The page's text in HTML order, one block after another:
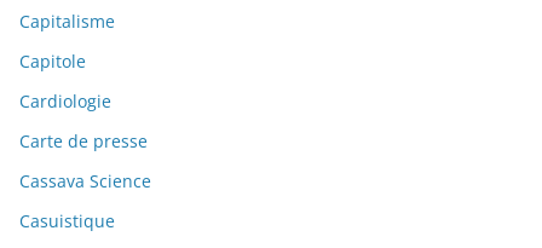
Capitalisme
Capitole
Cardiologie
Carte de presse
Cassava Science
Casuistique